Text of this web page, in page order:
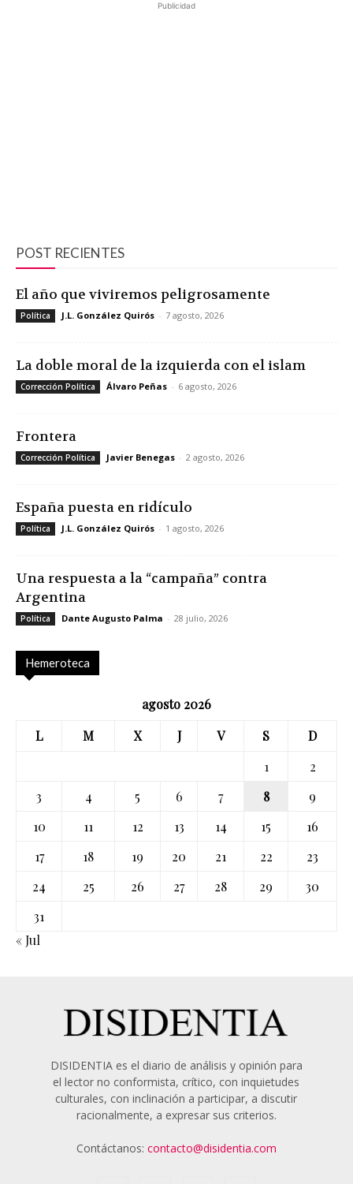
Publicidad
POST RECIENTES
El año que viviremos peligrosamente
Política J.L. González Quirós - 7 agosto, 2026
La doble moral de la izquierda con el islam
Corrección Política Álvaro Peñas - 6 agosto, 2026
Frontera
Corrección Política Javier Benegas - 2 agosto, 2026
España puesta en ridículo
Política J.L. González Quirós - 1 agosto, 2026
Una respuesta a la “campaña” contra
Argentina
Política Dante Augusto Palma - 28 julio, 2026
Hemeroteca
agosto 2026
L
M X J V S
D
1
2
3
4 5 6 7 8
9
10
11 12 13 14 15
16
17
18 19 20 21 22
23
24
25 26 27 28 29
30
31
« Jul
DISIDENTIA es el diario de análisis y opinión para
el lector no conformista, crítico, con inquietudes
culturales, con inclinación a participar, a discutir
racionalmente, a expresar sus criterios.
Contáctanos: contacto@disidentia.com